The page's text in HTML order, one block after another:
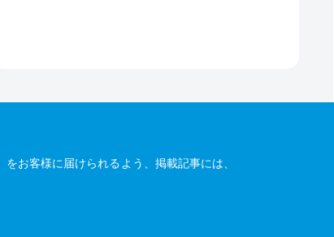
お客様に届けられるよう、掲載記事には、